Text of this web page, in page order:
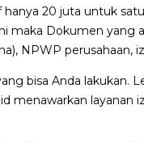
20 juta untuk
maka Dokumen yang
NPWP perusahaan,
bisa Anda lakukan.
menawarkan layanan